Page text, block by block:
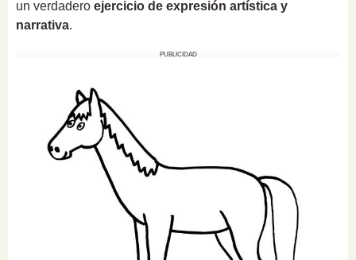
un verdadero ejercicio de expresión artística y
narrativa.
PUBLICIDAD